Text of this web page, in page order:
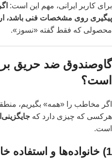
برای کاربر ایرانی، مهم این است:
پیگیری روی مشخصات فنی باشد،
محصولی که فقط گفته «نسوز».
گاوصندوق ضد حریق
است؟
اگر مخاطب را «همه» بگیریم،
هرکسی که چیزی دارد که
است.
1) خانواده‌ها و استفاده خانگی